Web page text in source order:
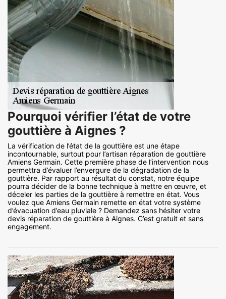
Pourquoi vérifier l’état de votre
gouttière à Aignes ?
La vérification de l’état de la gouttière est une étape
incontournable, surtout pour l’artisan réparation de gouttière
Amiens Germain. Cette première phase de l’intervention nous
permettra d’évaluer l’envergure de la dégradation de la
gouttière. Par rapport au résultat du constat, notre équipe
pourra décider de la bonne technique à mettre en œuvre, et
déceler les parties de la gouttière à remettre en état. Vous
voulez que Amiens Germain remette en état votre système
d’évacuation d’eau pluviale ? Demandez sans hésiter votre
devis réparation de gouttière à Aignes. C’est gratuit et sans
engagement.